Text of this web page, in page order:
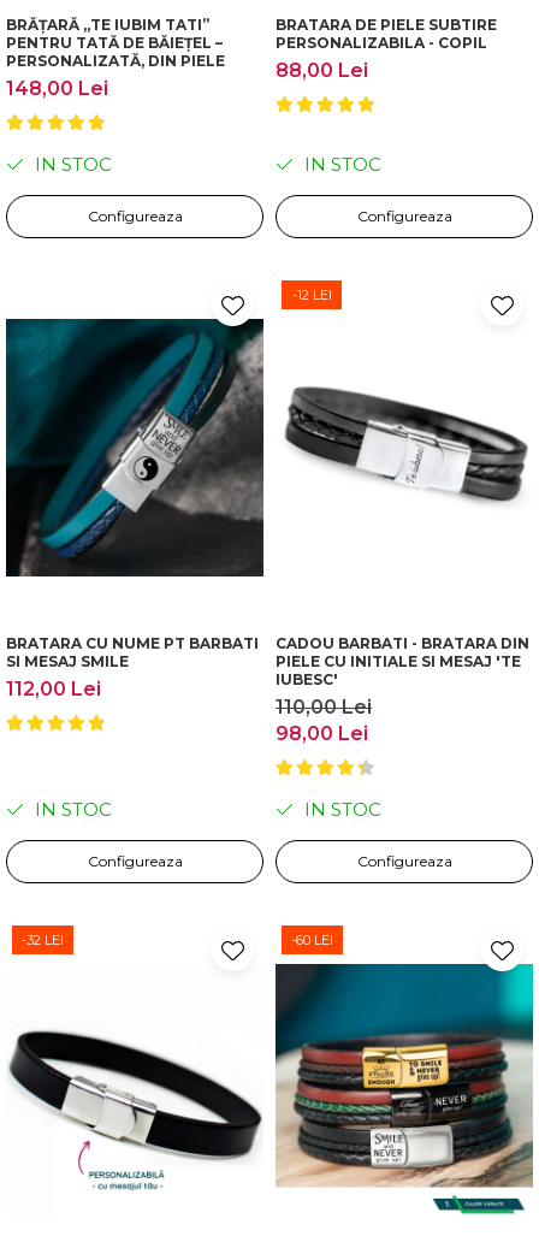
BRĂȚARĂ „TE IUBIM TATI”
PENTRU TATĂ DE BĂIEȚEL –
PERSONALIZATĂ, DIN PIELE
148,00 Lei
IN STOC
Configureaza
BRATARA DE PIELE SUBTIRE
PERSONALIZABILA - COPIL
88,00 Lei
IN STOC
Configureaza
BRATARA CU NUME PT BARBATI
SI MESAJ SMILE
112,00 Lei
IN STOC
Configureaza
-12 LEI
CADOU BARBATI - BRATARA DIN
PIELE CU INITIALE SI MESAJ 'TE
IUBESC'
110,00 Lei
98,00 Lei
IN STOC
Configureaza
-32 LEI -60 LEI